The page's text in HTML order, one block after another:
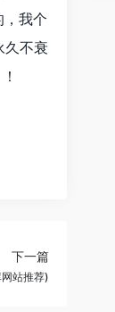
我个
久不衰
下一篇
站推荐)